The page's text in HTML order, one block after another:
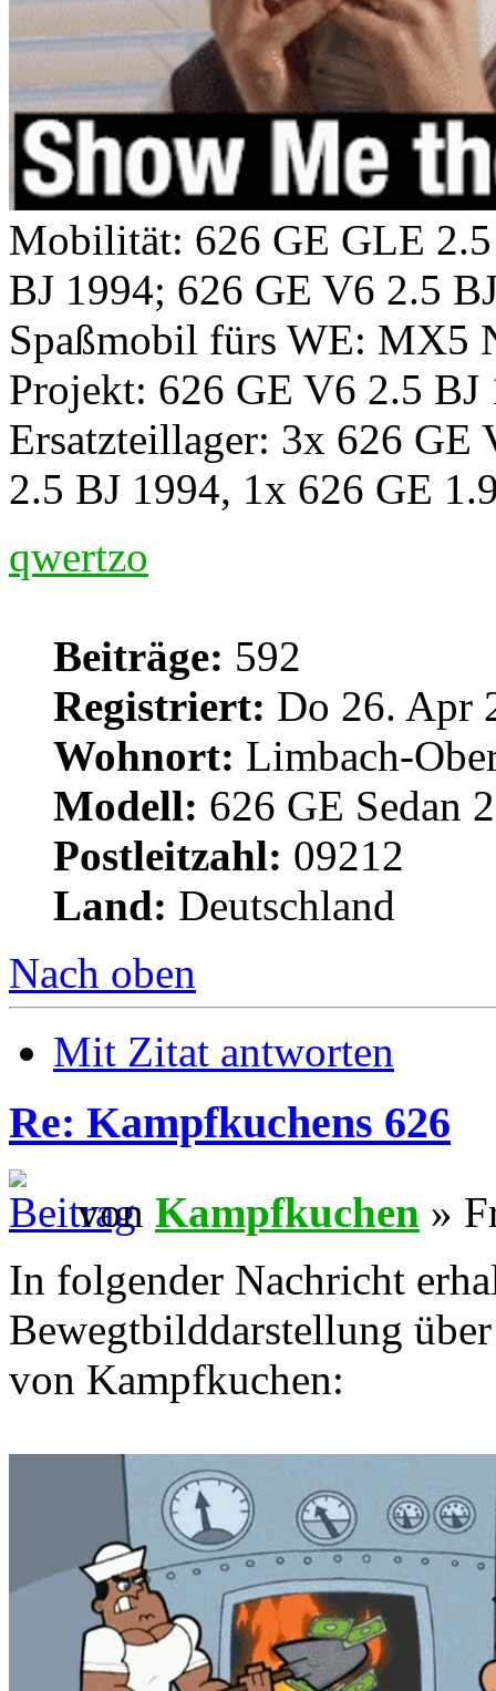
Mobilität: 626 GE GLE
BJ 1994; 626 GE V6 2.5
Spaßmobil fürs WE: MX5
Projekt: 626 GE V6 2.5
Ersatzteillager: 3x 626 GE
2.5 BJ 1994, 1x 626 GE
qwertzo
Beiträge: 592
Registriert: Do 26. Apr
Wohnort: Limbach-
Modell: 626 GE Sedan
Postleitzahl: 09212
Land: Deutschland
Nach oben
Mit Zitat antworten
Re: Kampfkuchens 626
von Kampfkuchen »
In folgender Nachricht
Bewegtbilddarstellung
von Kampfkuchen: